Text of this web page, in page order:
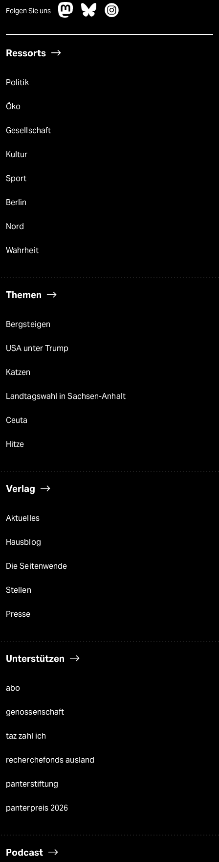
Folgen Sie uns
Ressorts
Politik
Öko
Gesellschaft
Kultur
Sport
Berlin
Nord
Wahrheit
Themen
Bergsteigen
USA unter Trump
Katzen
Landtagswahl in Sachsen-Anhalt
Ceuta
Hitze
Verlag
Aktuelles
Hausblog
Die Seitenwende
Stellen
Presse
Unterstützen
abo
genossenschaft
taz zahl ich
recherchefonds ausland
panterstiftung
panterpreis 2026
Podcast